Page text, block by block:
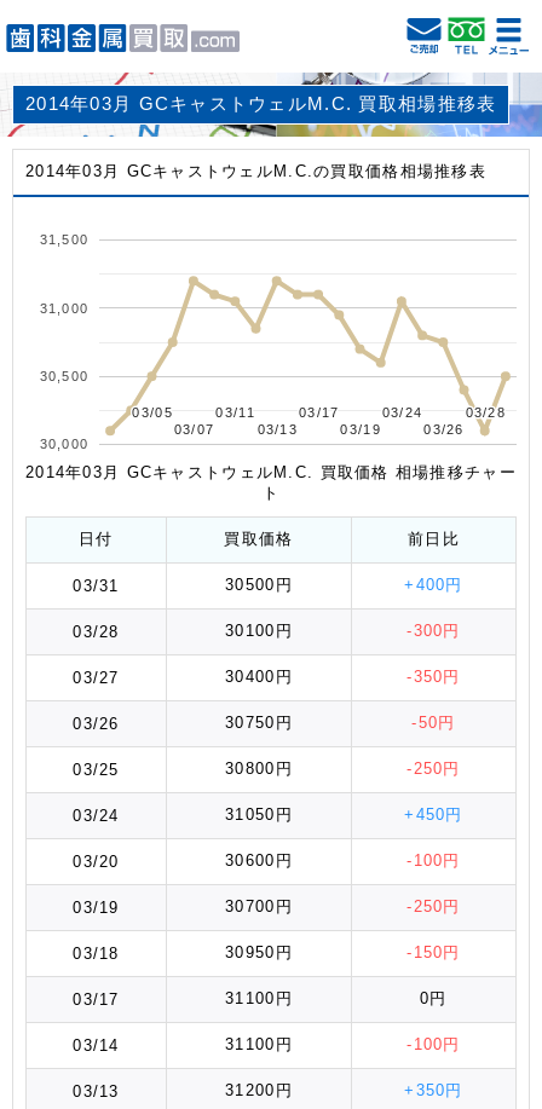
2014年03月 GCキャストウェルM.C. 買取相場推移表
2014年03月 GCキャストウェルM.C.の買取価格相場推移表
03/05
03/05
03/07
03/07
03/11
03/11
03/13
03/13
03/17
03/17
03/19
03/19
03/24
03/24
03/26
03/26
03/28
03/28
30,000
30,500
31,000
31,500
2014年03月 GCキャストウェルM.C. 買取価格 相場推移チャー
ト
日付 買取価格 前日比
03/31 30500円 +400円
03/28 30100円 -300円
03/27 30400円 -350円
03/26 30750円 -50円
03/25 30800円 -250円
03/24 31050円 +450円
03/20 30600円 -100円
03/19 30700円 -250円
03/18 30950円 -150円
03/17 31100円 0円
03/14 31100円 -100円
03/13 31200円 +350円